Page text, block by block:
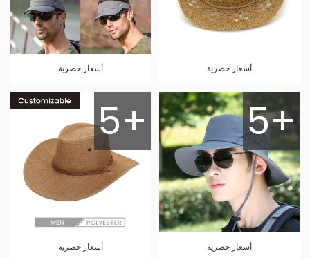
أسعار حصرية أسعار حصرية
5+
أسعار حصرية
5+
أسعار حصرية